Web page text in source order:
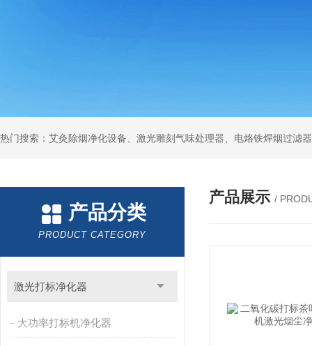
产品分类
PRODUCT CATEGORY
激光打标净化器
大功率打标机净化器
产品展示 /